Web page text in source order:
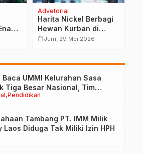
Advetorial
Harita Nickel Berbagi
Hewan Kurban di
Momen Iduladha 1447
calendar_monthJum, 29 Mei 2026
Pendidikan
Baca UMMI Kelurahan Sasa
Tiga Besar Nasional, Tim
Lakukan Visitasi di Ternate
Tambang PT. IMM Milik
Laos Diduga Tak Miliki Izin HPH